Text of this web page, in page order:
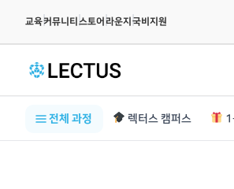
교육|커뮤니티 |스토어 |라운지 |국비지원
전체 과정 렉터스 캠퍼스